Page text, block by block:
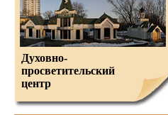
Духовно-
просветительский
центр